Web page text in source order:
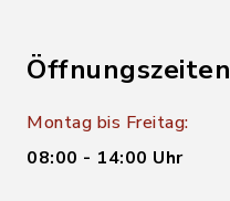
Öffnungszeiten
Montag bis Freitag:
08:00 - 14:00 Uhr